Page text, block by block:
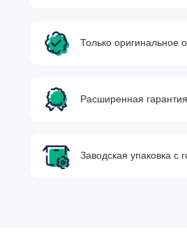
Только оригинальное
Расширенная
Заводская упаковка с